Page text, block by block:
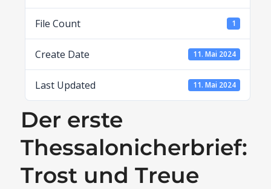
File Count 1
Create Date 11. Mai 2024
Last Updated 11. Mai 2024
Der erste
Thessalonicherbrief:
Trost und Treue